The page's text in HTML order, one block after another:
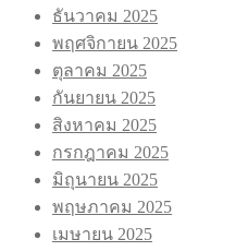
ธันวาคม 2025
พฤศจิกายน 2025
ตุลาคม 2025
กันยายน 2025
สิงหาคม 2025
กรกฎาคม 2025
มิถุนายน 2025
พฤษภาคม 2025
เมษายน 2025